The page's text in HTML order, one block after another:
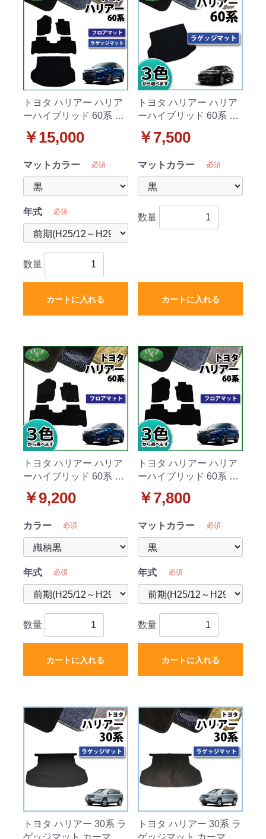
トヨタ ハリアー ハリア
ーハイブリッド 60系 フ
ット セット DXシリーズ
￥15,000
マットカラー 必須
年式 必須
数量
カートに入れる
トヨタ ハリアー ハリア
ーハイブリッド 60系 ラ
ズ 社外新品
￥7,500
マットカラー 必須
数量
カートに入れる
トヨタ ハリアー ハリア
ーハイブリッド 60系 フ
織柄シリーズ 社外新品
￥9,200
カラー 必須
年式 必須
数量
カートに入れる
トヨタ ハリアー ハリア
ーハイブリッド 60系 フ
DXシリーズ 社外新品
￥7,800
マットカラー 必須
年式 必須
数量
カートに入れる
トヨタ ハリアー 30系 ラ
トヨタ ハリアー 30系 ラ